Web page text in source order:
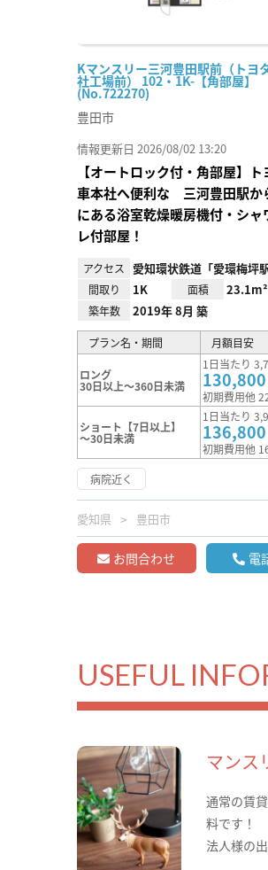
Kマンスリー三河豊田駅前（トヨ
社工場前） 102・1K-【角部屋】
(No.722270)
豊田市
情報更新日 2026/08/02 13:20
【オートロック付・角部屋】
車本社へ便利な 三河豊田駅か
にある浴室乾燥暖房機付・シャ
レ付部屋！
アクセス 愛知環状鉄道「愛環梅坪駅
間取り 1K 面積 23.1m²
築年数 2019年 8月 築
プラン名・期間 月額目安
ロング
30日以上～360日未満
1日当たり
130,800
初期費用他
ショート【7日以上】
～30日未満
1日当たり
136,800
初期費用他
病院近く
愛知県 豊田市
お問合わせ 電
USEFUL
マンス
通常の賃
料です！
法人様の